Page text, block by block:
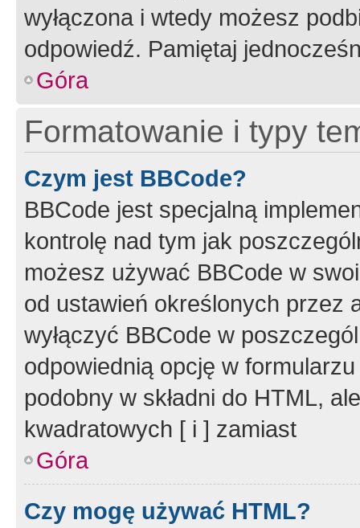
wyłączona i wtedy możesz
odpowiedź. Pamiętaj
Góra
Formatowanie i typy
Czym jest BBCode?
BBCode jest specjalną
kontrolę nad tym jak
możesz używać BBCode w
od ustawień określonych przez
wyłączyć BBCode w
odpowiednią opcję w
podobny w składni do HTML,
kwadratowych [ i ] zamiast
Góra
Czy mogę używać HTML?